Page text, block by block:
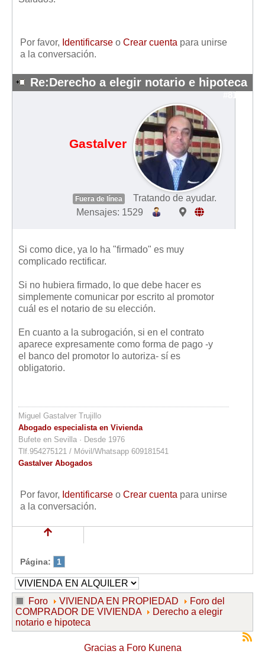
Entrar / Salir
Por favor, Identificarse o Crear cuenta para unirse
a la conversación.
Re:Derecho a elegir notario e hipoteca
#8125
Gastalver
Fuera de línea
Tratando de ayudar.
Mensajes: 1529
Si como dice, ya lo ha "firmado" es muy
complicado rectificar.
Si no hubiera firmado, lo que debe hacer es
simplemente comunicar por escrito al promotor
cuál es el notario de su elección.
En cuanto a la subrogación, si en el contrato
aparece expresamente como forma de pago -y
el banco del promotor lo autoriza- sí es
obligatorio.
Miguel Gastalver Trujillo
Abogado especialista en Vivienda
Bufete en Sevilla · Desde 1976
Tlf.954275121 / Móvil/Whatsapp 609181541
Gastalver Abogados
Por favor, Identificarse o Crear cuenta para unirse
a la conversación.
Página: 1
Foro VIVIENDA EN PROPIEDAD
Foro del
COMPRADOR DE VIVIENDA
Derecho a elegir
notario e hipoteca
Gracias a Foro Kunena